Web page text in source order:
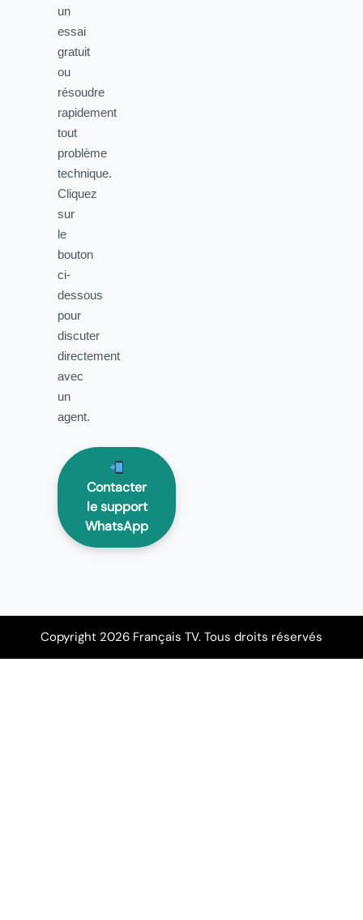
un
essai
gratuit
ou
résoudre
rapidement
tout
problème
technique.
Cliquez
sur
le
bouton
ci-
dessous
pour
discuter
directement
avec
un
agent.
Contacter
le support
WhatsApp
Copyright 2026 Français TV. Tous droits réservés